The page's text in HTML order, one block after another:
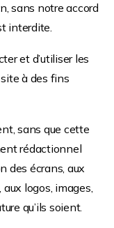
sans notre accord
interdite.
et d’utiliser les
à des fins
sans que cette
rédactionnel
des écrans, aux
logos, images,
qu’ils soient.